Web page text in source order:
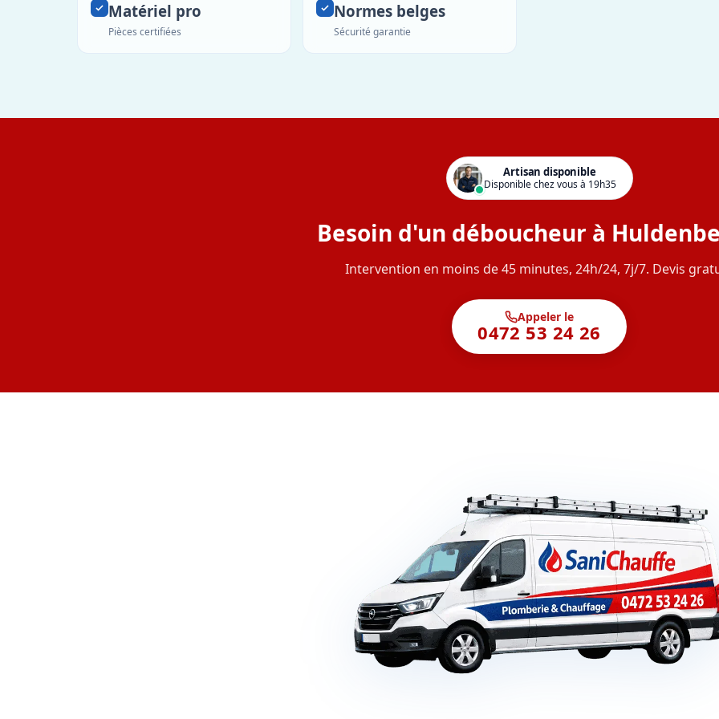
Matériel pro
Pièces certifiées
Normes belges
Sécurité garantie
Artisan disponible
Disponible chez vous à 19h35
Besoin d'un déboucheur à
Intervention en moins de 45 minutes, 24h/24, 7j/7. Devis
Appeler le
0472 53 24 26